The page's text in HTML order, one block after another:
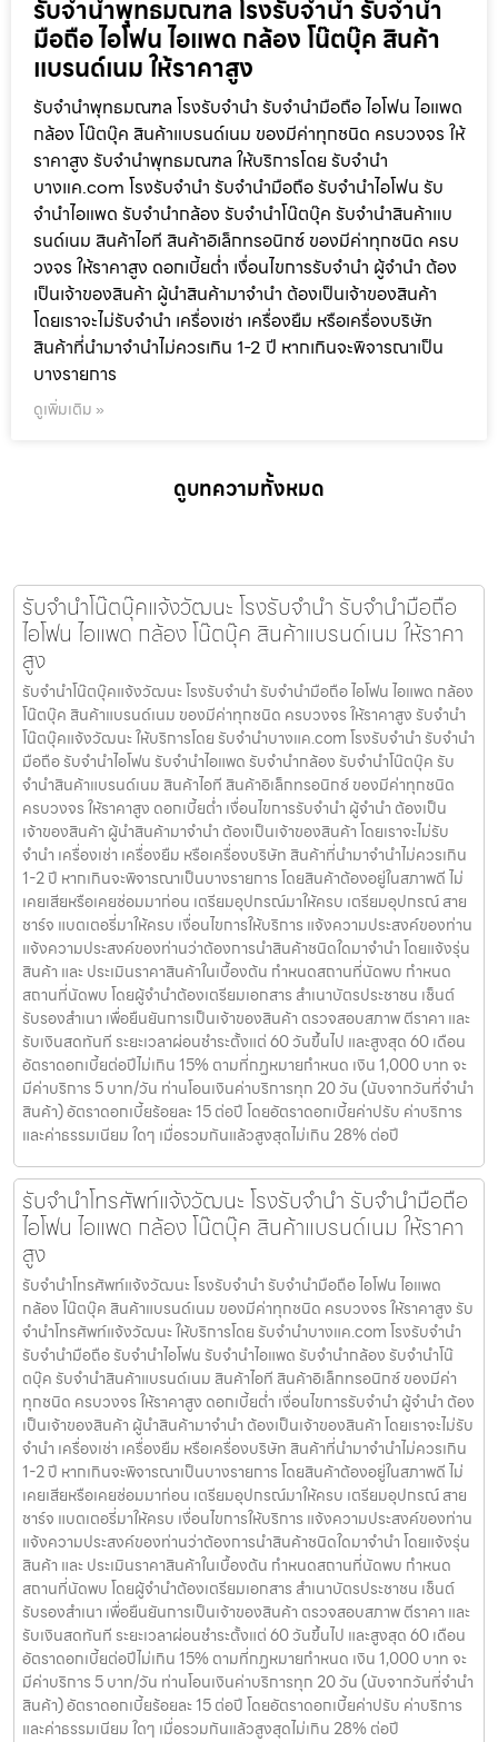
รับจำนำพุทธมณฑล โรงรับจำนำ รับจำนำ
มือถือ ไอโฟน ไอแพด กล้อง โน๊ตบุ๊ค สินค้า
แบรนด์เนม ให้ราคาสูง
รับจำนำพุทธมณฑล โรงรับจำนำ รับจำนำมือถือ ไอโฟน ไอแพด
กล้อง โน๊ตบุ๊ค สินค้าแบรนด์เนม ของมีค่าทุกชนิด ครบวงจร ให้
ราคาสูง รับจำนำพุทธมณฑล ให้บริการโดย รับจํานํา
บางแค.com โรงรับจำนำ รับจำนำมือถือ รับจำนำไอโฟน รับ
จำนำไอแพด รับจำนำกล้อง รับจำนำโน๊ตบุ๊ค รับจำนำสินค้าแบ
รนด์เนม สินค้าไอที สินค้าอิเล็กทรอนิกซ์ ของมีค่าทุกชนิด ครบ
วงจร ให้ราคาสูง ดอกเบี้ยต่ำ เงื่อนไขการรับจำนำ ผู้จำนำ ต้อง
เป็นเจ้าของสินค้า ผู้นำสินค้ามาจำนำ ต้องเป็นเจ้าของสินค้า
โดยเราจะไม่รับจำนำ เครื่องเช่า เครื่องยืม หรือเครื่องบริษัท
สินค้าที่นำมาจำนำไม่ควรเกิน 1-2 ปี หากเกินจะพิจารณาเป็น
บางรายการ
ดูเพิ่มเติม »
ดูบทความทั้งหมด
รับจำนำโน๊ตบุ๊คแจ้งวัฒนะ โรงรับจำนำ รับจำนำมือถือ
ไอโฟน ไอแพด กล้อง โน๊ตบุ๊ค สินค้าแบรนด์เนม ให้ราคา
สูง
รับจำนำโน๊ตบุ๊คแจ้งวัฒนะ โรงรับจำนำ รับจำนำมือถือ ไอโฟน ไอแพด กล้อง
โน๊ตบุ๊ค สินค้าแบรนด์เนม ของมีค่าทุกชนิด ครบวงจร ให้ราคาสูง รับจำนำ
โน๊ตบุ๊คแจ้งวัฒนะ ให้บริการโดย รับจํานําบางแค.com โรงรับจำนำ รับจำนำ
มือถือ รับจำนำไอโฟน รับจำนำไอแพด รับจำนำกล้อง รับจำนำโน๊ตบุ๊ค รับ
จำนำสินค้าแบรนด์เนม สินค้าไอที สินค้าอิเล็กทรอนิกซ์ ของมีค่าทุกชนิด
ครบวงจร ให้ราคาสูง ดอกเบี้ยต่ำ เงื่อนไขการรับจำนำ ผู้จำนำ ต้องเป็น
เจ้าของสินค้า ผู้นำสินค้ามาจำนำ ต้องเป็นเจ้าของสินค้า โดยเราจะไม่รับ
จำนำ เครื่องเช่า เครื่องยืม หรือเครื่องบริษัท สินค้าที่นำมาจำนำไม่ควรเกิน
1-2 ปี หากเกินจะพิจารณาเป็นบางรายการ โดยสินค้าต้องอยู่ในสภาพดี ไม่
เคยเสียหรือเคยซ่อมมาก่อน เตรียมอุปกรณ์มาให้ครบ เตรียมอุปกรณ์ สาย
ชาร์จ แบตเตอรี่มาให้ครบ เงื่อนไขการให้บริการ แจ้งความประสงค์ของท่าน
แจ้งความประสงค์ของท่านว่าต้องการนำสินค้าชนิดใดมาจำนำ โดยแจ้งรุ่น
สินค้า และ ประเมินราคาสินค้าในเบื้องต้น กำหนดสถานที่นัดพบ กำหนด
สถานที่นัดพบ โดยผู้จำนำต้องเตรียมเอกสาร สำเนาบัตรประชาชน เซ็นต์
รับรองสำเนา เพื่อยืนยันการเป็นเจ้าของสินค้า ตรวจสอบสภาพ ตีราคา และ
รับเงินสดทันที ระยะเวลาผ่อนชำระตั้งแต่ 60 วันขึ้นไป และสูงสุด 60 เดือน
อัตราดอกเบี้ยต่อปีไม่เกิน 15% ตามที่กฏหมายกำหนด เงิน 1,000 บาท จะ
มีค่าบริการ 5 บาท/วัน ท่านโอนเงินค่าบริการทุก 20 วัน (นับจากวันที่จำนำ
สินค้า) อัตราดอกเบี้ยร้อยละ 15 ต่อปี โดยอัตราดอกเบี้ยค่าปรับ ค่าบริการ
และค่าธรรมเนียม ใดๆ เมื่อรวมกันแล้วสูงสุดไม่เกิน 28% ต่อปี
รับจำนำโทรศัพท์แจ้งวัฒนะ โรงรับจำนำ รับจำนำมือถือ
ไอโฟน ไอแพด กล้อง โน๊ตบุ๊ค สินค้าแบรนด์เนม ให้ราคา
สูง
รับจำนำโทรศัพท์แจ้งวัฒนะ โรงรับจำนำ รับจำนำมือถือ ไอโฟน ไอแพด
กล้อง โน๊ตบุ๊ค สินค้าแบรนด์เนม ของมีค่าทุกชนิด ครบวงจร ให้ราคาสูง รับ
จำนำโทรศัพท์แจ้งวัฒนะ ให้บริการโดย รับจํานําบางแค.com โรงรับจำนำ
รับจำนำมือถือ รับจำนำไอโฟน รับจำนำไอแพด รับจำนำกล้อง รับจำนำโน๊
ตบุ๊ค รับจำนำสินค้าแบรนด์เนม สินค้าไอที สินค้าอิเล็กทรอนิกซ์ ของมีค่า
ทุกชนิด ครบวงจร ให้ราคาสูง ดอกเบี้ยต่ำ เงื่อนไขการรับจำนำ ผู้จำนำ ต้อง
เป็นเจ้าของสินค้า ผู้นำสินค้ามาจำนำ ต้องเป็นเจ้าของสินค้า โดยเราจะไม่รับ
จำนำ เครื่องเช่า เครื่องยืม หรือเครื่องบริษัท สินค้าที่นำมาจำนำไม่ควรเกิน
1-2 ปี หากเกินจะพิจารณาเป็นบางรายการ โดยสินค้าต้องอยู่ในสภาพดี ไม่
เคยเสียหรือเคยซ่อมมาก่อน เตรียมอุปกรณ์มาให้ครบ เตรียมอุปกรณ์ สาย
ชาร์จ แบตเตอรี่มาให้ครบ เงื่อนไขการให้บริการ แจ้งความประสงค์ของท่าน
แจ้งความประสงค์ของท่านว่าต้องการนำสินค้าชนิดใดมาจำนำ โดยแจ้งรุ่น
สินค้า และ ประเมินราคาสินค้าในเบื้องต้น กำหนดสถานที่นัดพบ กำหนด
สถานที่นัดพบ โดยผู้จำนำต้องเตรียมเอกสาร สำเนาบัตรประชาชน เซ็นต์
รับรองสำเนา เพื่อยืนยันการเป็นเจ้าของสินค้า ตรวจสอบสภาพ ตีราคา และ
รับเงินสดทันที ระยะเวลาผ่อนชำระตั้งแต่ 60 วันขึ้นไป และสูงสุด 60 เดือน
อัตราดอกเบี้ยต่อปีไม่เกิน 15% ตามที่กฏหมายกำหนด เงิน 1,000 บาท จะ
มีค่าบริการ 5 บาท/วัน ท่านโอนเงินค่าบริการทุก 20 วัน (นับจากวันที่จำนำ
สินค้า) อัตราดอกเบี้ยร้อยละ 15 ต่อปี โดยอัตราดอกเบี้ยค่าปรับ ค่าบริการ
และค่าธรรมเนียม ใดๆ เมื่อรวมกันแล้วสูงสุดไม่เกิน 28% ต่อปี